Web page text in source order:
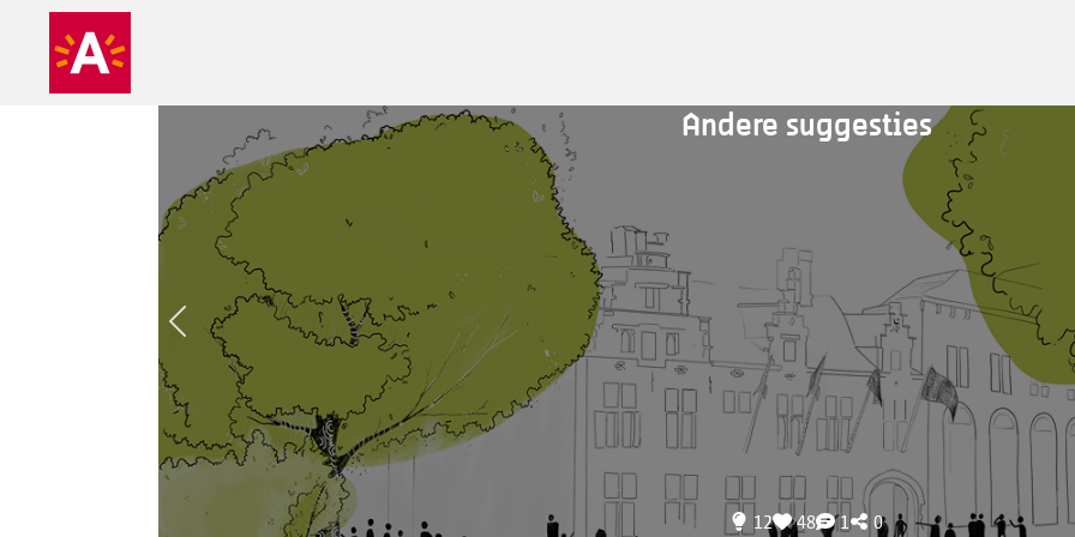
Andere suggesties
12 48 1 0